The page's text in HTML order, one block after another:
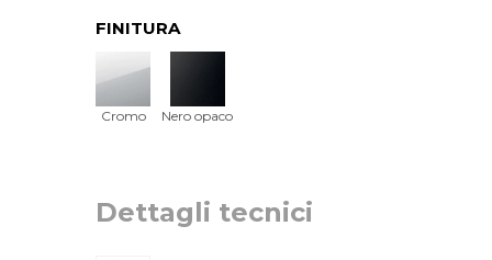
FINITURA
Cromo Nero opaco
Dettagli tecnici